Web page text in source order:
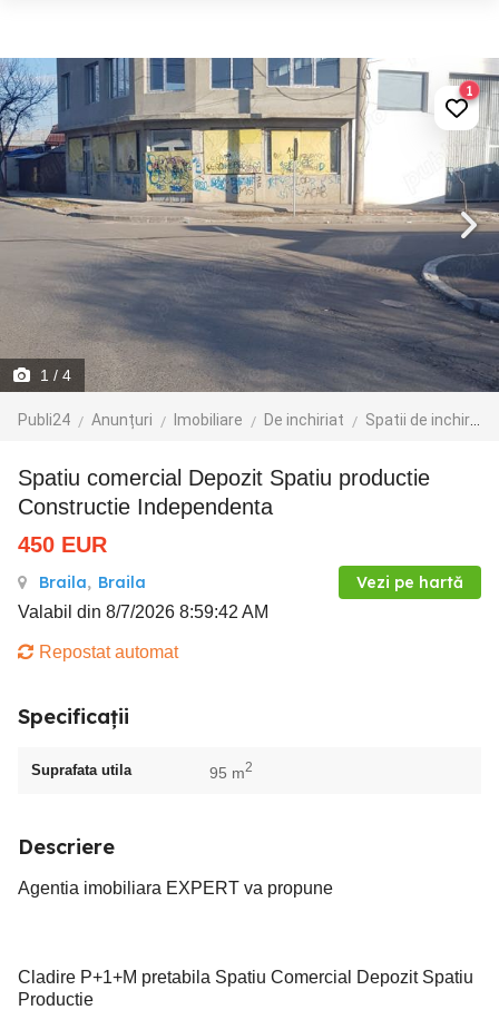
1 / 4
Publi24 Anunțuri Imobiliare De inchiriat Spatii de inchiriat
1
Spatiu comercial Depozit Spatiu productie
Constructie Independenta
450 EUR
Braila, Braila Vezi pe hartă
Valabil din 8/7/2026 8:59:42 AM
Repostat automat
Specificații
Suprafata utila 95 m2
Descriere
Agentia imobiliara EXPERT va propune
Cladire P+1+M pretabila Spatiu Comercial Depozit Spatiu
Productie